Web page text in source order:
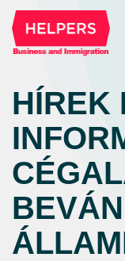
HÍREK